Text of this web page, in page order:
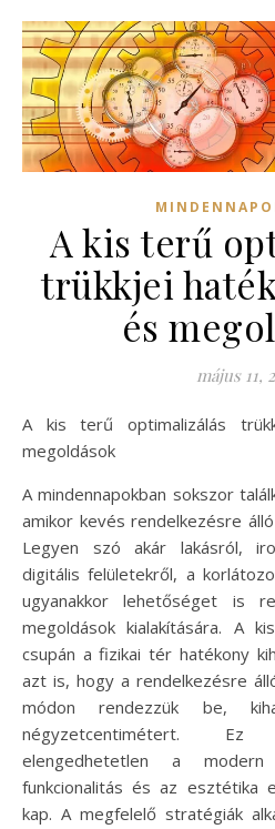
A kis terű
trükkjei
és
május 11,
A kis terű optimalizálás trükkjei hatékony tippek és
megoldások
A mindennapokban sokszor
amikor kevés rendelkezésre
Legyen szó akár lakásról,
digitális felületekről, a
ugyanakkor lehetőséget is
megoldások kialakítására. A
csupán a fizikai tér hatékony
azt is, hogy a rendelkezésre
módon rendezzük be,
négyzetcentimétert. Ez
elengedhetetlen a
funkcionalitás és az esztétika
kap. A megfelelő stratégiák